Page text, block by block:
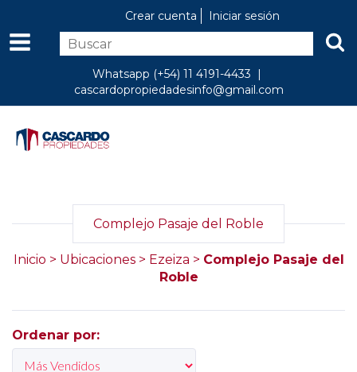
Crear cuenta Iniciar sesión
Whatsapp (+54) 11 4191-4433 |
cascardopropiedadesinfo@gmail.com
Complejo Pasaje del Roble
Inicio > Ubicaciones > Ezeiza > Complejo Pasaje del
Roble
Ordenar por: